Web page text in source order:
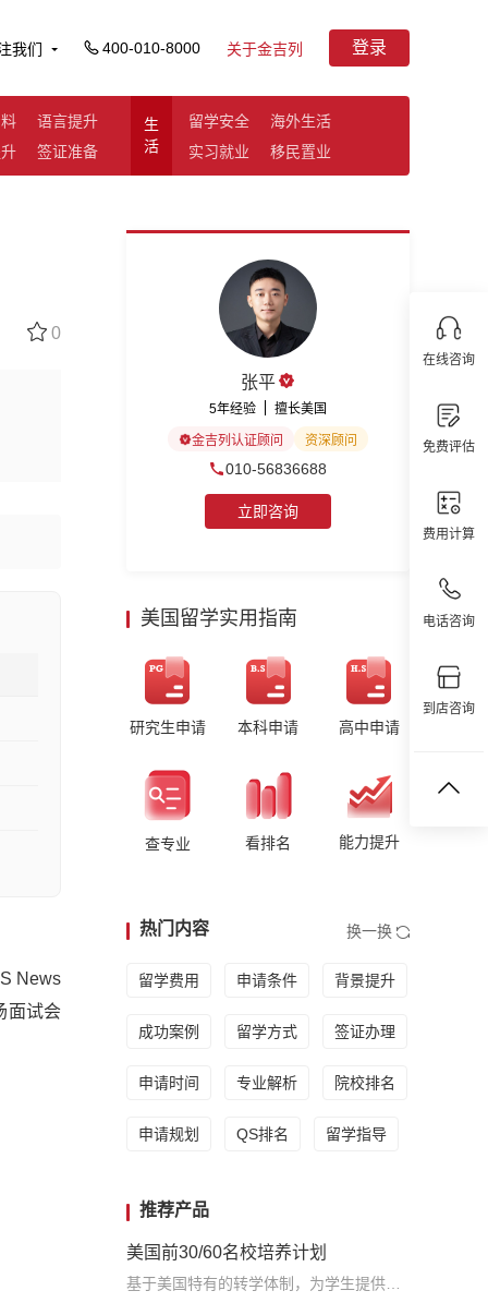
我们 400-010-8000 关于金吉列 登录
语言提升
签证准备
生
活
留学安全
海外生活
实习就业
移民置业
在线咨询
免费评估
费用计算
电话咨询
到店咨询
0
News
面试会
张平
5年经验 擅长美国
金吉列认证顾问 资深顾问
010-56836688
立即咨询
美国留学实用指南
研究生申请 本科申请 高中申请
查专业 看排名 能力提升
热门内容 换一换
留学费用 申请条件 背景提升
成功案例 留学方式 签证办理
申请时间 专业解析 院校排名
申请规划 QS排名 留学指导
推荐产品
美国前30/60名校培养计划